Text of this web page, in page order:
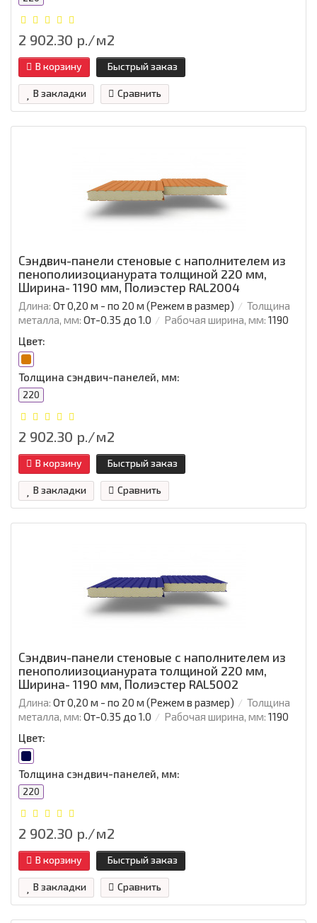
2 902.30 р./м2
В корзину Быстрый заказ
В закладки Сравнить
Сэндвич-панели стеновые с наполнителем из
пенополиизоцианурата толщиной 220 мм,
Ширина- 1190 мм, Полиэстер RAL2004
Длина: От 0,20 м - по 20 м (Режем в размер)
Толщина
металла, мм: От-0.35 до 1.0 Рабочая ширина, мм: 1190
Цвет:
Толщина сэндвич-панелей, мм:
220
2 902.30 р./м2
В корзину Быстрый заказ
В закладки Сравнить
Сэндвич-панели стеновые с наполнителем из
пенополиизоцианурата толщиной 220 мм,
Ширина- 1190 мм, Полиэстер RAL5002
Длина: От 0,20 м - по 20 м (Режем в размер)
Толщина
металла, мм: От-0.35 до 1.0 Рабочая ширина, мм: 1190
Цвет:
Толщина сэндвич-панелей, мм:
220
2 902.30 р./м2
В корзину Быстрый заказ
В закладки Сравнить